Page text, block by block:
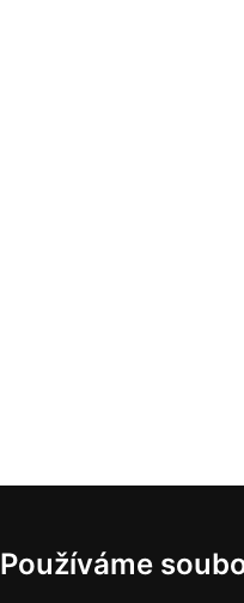
Používáme